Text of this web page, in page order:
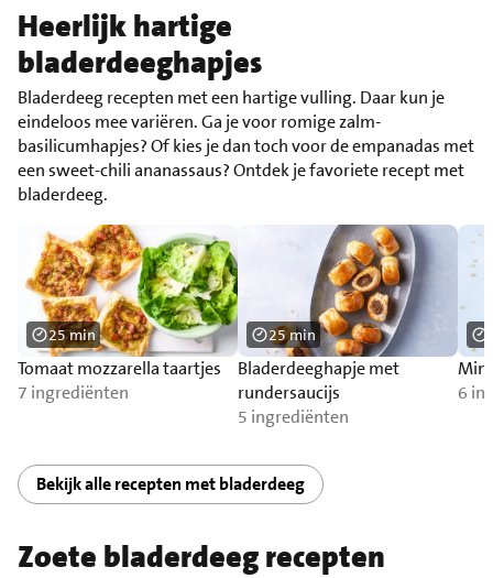
Heerlijk hartige
bladerdeeghapjes
Bladerdeeg recepten met een hartige vulling. Daar kun je
eindeloos mee variëren. Ga je voor romige zalm-
basilicumhapjes? Of kies je dan toch voor de empanadas met
een sweet-chili ananassaus? Ontdek je favoriete recept met
bladerdeeg.
Tomaat mozzarella taartjes
7 ingrediënten
25 min
Bladerdeeghapje met
rundersaucijs
5 ingrediënten
25 min
6
Bekijk alle recepten met bladerdeeg
Zoete bladerdeeg recepten